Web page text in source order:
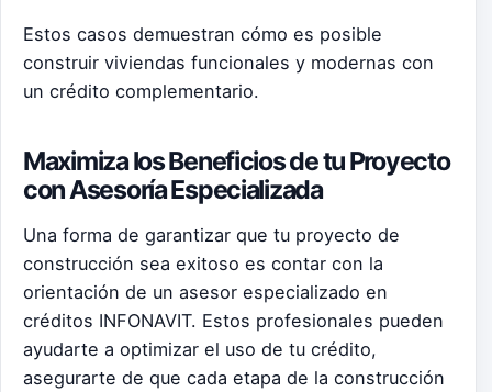
Estos casos demuestran cómo es posible
construir viviendas funcionales y modernas con
un crédito complementario.
Maximiza los Beneficios de tu Proyecto
con Asesoría Especializada
Una forma de garantizar que tu proyecto de
construcción sea exitoso es contar con la
orientación de un asesor especializado en
créditos INFONAVIT. Estos profesionales pueden
ayudarte a optimizar el uso de tu crédito,
asegurarte de que cada etapa de la construcción